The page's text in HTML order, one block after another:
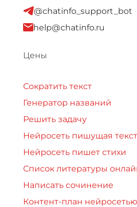
@chatinfo_support_bot
help@chatinfo.ru
Цены
Сократить текст
Генератор названий
Решить задачу
Нейросеть пишущая текст
Нейросеть пишет стихи
Список литературы
Написать сочинение
Контент-план нейросетью